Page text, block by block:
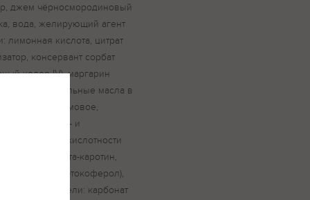
джем чёрносмородиновый
вода, желирующий агент
лимонная кислота, цитрат
консервант сорбат
колер IV), маргарин
растительные масла в
виде (пальмовое,
моно- и
регулятор кислотности
краситель бета-каротин,
альфа-токоферол),
IV, разрыхлители: карбонат